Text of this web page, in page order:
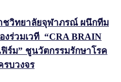
ชวิทยาลัยจุฬาภรณ์ ผนึกทีม
ร่วมเวที “CRA BRAIN
ร์ม” ชูนวัตกรรมรักษาโรค
รบวงจร